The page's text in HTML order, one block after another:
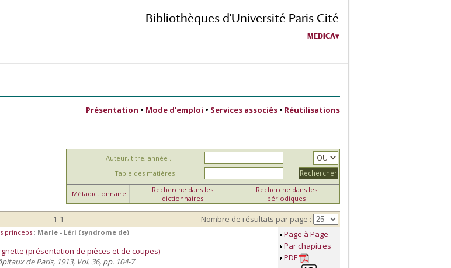
Bibliothèques d'Université Paris Cité
MEDICA
Présentation • Mode d’emploi • Services associés • Réutilisations
Auteur, titre, année ...
Table des matières
Métadictionnaire
Recherche dans les
dictionnaires
Recherche dans les
périodiques
1-1 Nombre de résultats par page :
princeps : Marie - Léri (syndrome de)
(présentation de pièces et de coupes)
de Paris, 1913, Vol. 36, pp. 104-7
Page à Page
Par chapitres
PDF